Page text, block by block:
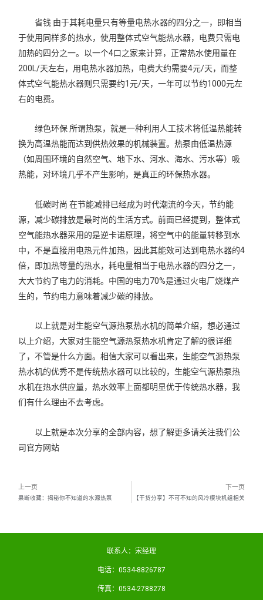
省钱 由于其耗电量只有等量电热水器的四分之一，即相当
于使用同样多的热水，使用整体式空气能热水器，电费只需电
加热的四分之一。以一个4口之家来计算，正常热水使用量在
200L/天左右，用电热水器加热，电费大约需要4元/天，而整
体式空气能热水器则只需要约1元/天，一年可以节约1000元左
右的电费。
绿色环保 所谓热泵，就是一种利用人工技术将低温热能转
换为高温热能而达到供热效果的机械装置。热泵由低温热源
（如周围环境的自然空气、地下水、河水、海水、污水等）吸
热能，对环境几乎不产生影响，是真正的环保热水器。
低碳时尚 在节能减排已经成为时代潮流的今天，节约能
源，减少碳排放是最时尚的生活方式。前面已经提到，整体式
空气能热水器采用的是逆卡诺原理，将空气中的能量转移到水
中，不是直接用电热元件加热，因此其能效可达到电热水器的4
倍，即加热等量的热水，耗电量相当于电热水器的四分之一，
大大节约了电力的消耗。中国的电力70%是通过火电厂烧煤产
生的，节约电力意味着减少碳的排放。
以上就是对生能空气源热泵热水机的简单介绍，想必通过
以上介绍，大家对生能空气源热泵热水机肯定了解的很详细
了，不管是什么方面。相信大家可以看出来，生能空气源热泵
热水机的优秀不是传统热水器可以比较的，生能空气源热泵热
水机在热水供应量，热水效率上面都明显优于传统热水器，我
们有什么理由不去考虑。
以上就是本次分享的全部内容，想了解更多请关注我们公
司官方网站
上一页
果断收藏：揭秘你不知道的水源热泵
下一页
【干货分享】不可不知的风冷模块机组相关
联系人：宋经理
电话：0534-8826787
传真：0534-2788278